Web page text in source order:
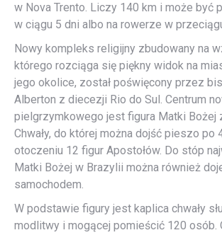
w Nova Trento. Liczy 140 km i może być
w ciągu 5 dni albo na rowerze w
Nowy kompleks religijny zbudowany na
którego rozciąga się piękny widok na
jego okolice, został poświęcony przez
Alberton z diecezji Rio do Sul. Centrum
pielgrzymkowego jest figura Matki Bożej
Chwały, do której można dojść pieszo po
otoczeniu 12 figur Apostołów. Do stóp
Matki Bożej w Brazylii można również
samochodem.
W podstawie figury jest kaplica chwały
modlitwy i mogącej pomieścić 120 osób.